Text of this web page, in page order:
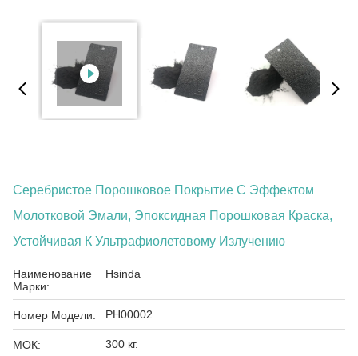
Серебристое Порошковое Покрытие С Эффектом
Молотковой Эмали, Эпоксидная Порошковая Краска,
Устойчивая К Ультрафиолетовому Излучению
Наименование
Марки:
Hsinda
Номер Модели: PH00002
МОК: 300 кг.